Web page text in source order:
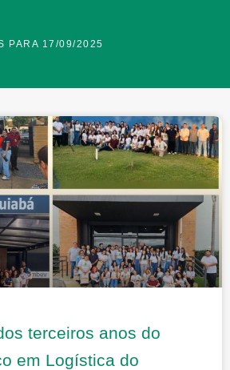
PARA 17/09/2025
terceiros anos do
em Logística do